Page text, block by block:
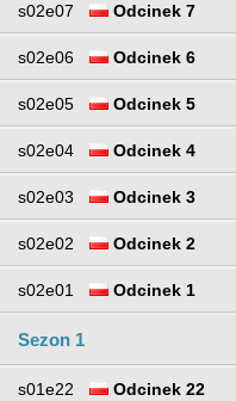
s02e07 Odcinek 7
s02e06 Odcinek 6
s02e05 Odcinek 5
s02e04 Odcinek 4
s02e03 Odcinek 3
s02e02 Odcinek 2
s02e01 Odcinek 1
Sezon 1
s01e22 Odcinek 22